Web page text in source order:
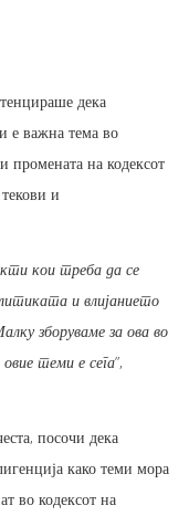
дека
е важна тема во
промената на кодексот
и
кои треба да се
и влијанието
зборуваме за ова во
теми е сега”,
посочи дека
како теми мора
во кодексот на